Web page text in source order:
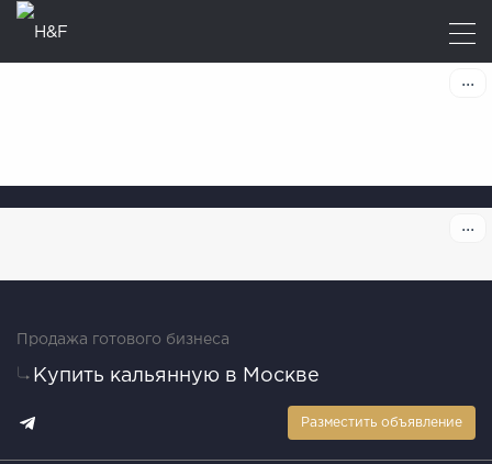
Продажа готового бизнеса
Купить кальянную в Москве
Разместить объявление